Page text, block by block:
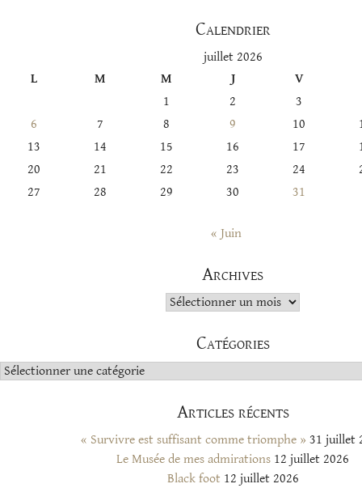
Calendrier
juillet 2026
L
M M J
V
1
2
3
6
7 8 9 10
13
14 15 16 17
20
21 22 23 24
27
28 29 30 31
« Juin
Archives
Archives
Catégories
Catégories
Articles récents
« Survivre est suffisant comme triomphe » 31 juillet
Le Musée de mes admirations 12 juillet 2026
Black foot 12 juillet 2026